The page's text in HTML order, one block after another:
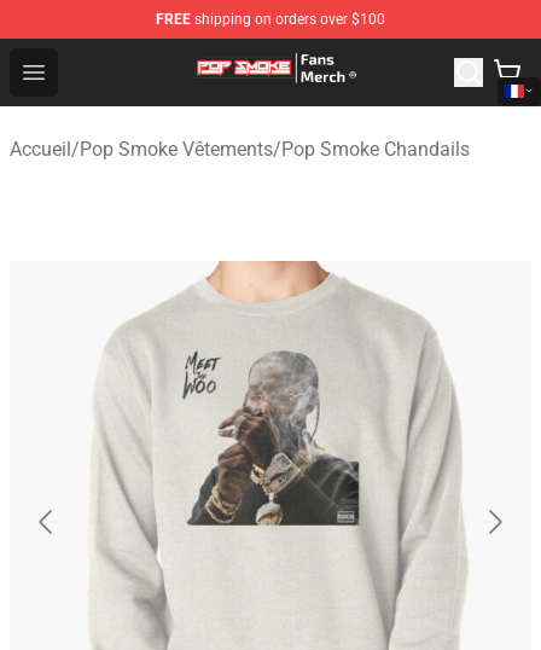
FREE shipping on orders over $100
Open menu
Pop Smoke Store - Official Pop Smoke Merchandise
Accueil/Pop Smoke Vêtements/Pop Smoke Chandails